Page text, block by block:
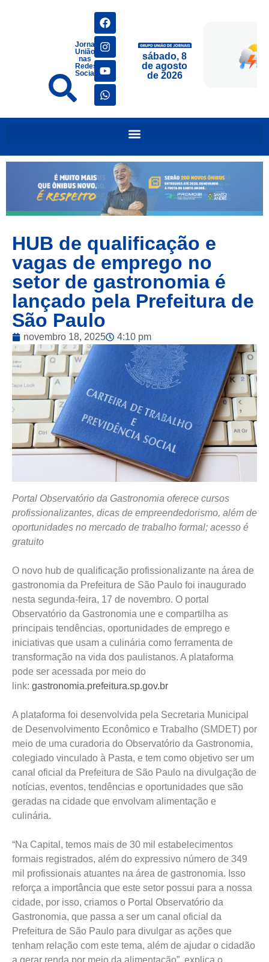
Jornais
União
nas
Redes
Sociais
sábado, 8
de agosto
de 2026
HUB de qualificação e
vagas de emprego no
setor de gastronomia é
lançado pela Prefeitura de
São Paulo
novembro 18, 2025 4:10 pm
Portal Observatório da Gastronomia oferece cursos
profissionalizantes, dicas de empreendedorismo, além de
oportunidades no mercado de trabalho formal; acesso é
gratuito
O novo hub de qualificação profissionalizante na área de
gastronomia da Prefeitura de São Paulo foi inaugurado
nesta segunda-feira, 17 de novembro. O portal
Observatório da Gastronomia une e compartilha as
principais tendências, oportunidades de emprego e
iniciativas que usam a culinária como ferramenta de
transformação na vida dos paulistanos. A plataforma
pode ser acessada por meio do
link: gastronomia.prefeitura.sp.gov.br
A plataforma foi desenvolvida pela Secretaria Municipal
de Desenvolvimento Econômico e Trabalho (SMDET) por
meio de uma curadoria do Observatório da Gastronomia,
colegiado vinculado à Pasta, e tem como objetivo ser um
canal oficial da Prefeitura de São Paulo na divulgação de
notícias, eventos, tendências e oportunidades que são
geradas na cidade que envolvam alimentação e
culinária.
“Na Capital, temos mais de 30 mil estabelecimentos
formais registrados, além do expressivo número de 349
mil profissionais atuantes na área de gastronomia. Isso
reforça a importância que este setor possui para a nossa
cidade, por isso, criamos o Portal Observatório da
Gastronomia, que passa a ser um canal oficial da
Prefeitura de São Paulo para divulgar as ações que
tenham relação com este tema, além de ajudar o cidadão